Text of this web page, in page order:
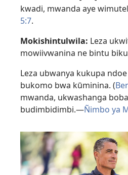
kwadi, mwanda aye
5:7.
Mokishintulwila: Leza
mowiivwanina ne bintu
Leza ubwanya kukupa
bukomo bwa kūminina. (
mwanda, ukwashanga
budimbidimbi.—Ñimbo ya